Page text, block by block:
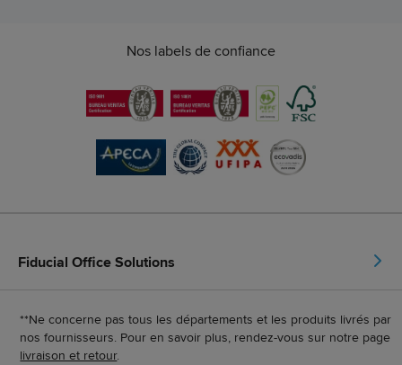
Nos labels de confiance
Fiducial Office Solutions
**Ne concerne pas tous les départements et les produits livrés par
nos fournisseurs. Pour en savoir plus, rendez-vous sur notre page
livraison et retour.